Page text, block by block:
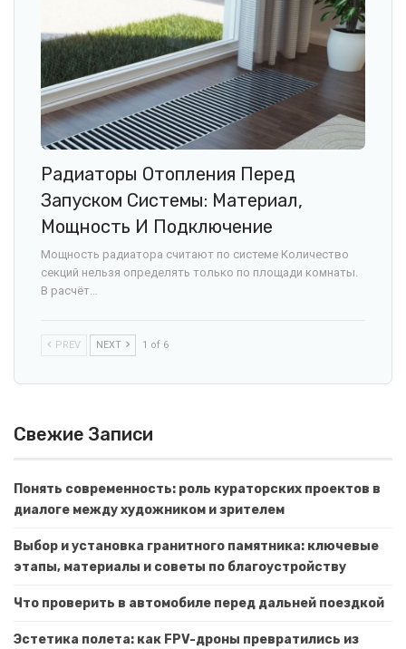
Радиаторы Отопления Перед
Запуском Системы: Материал,
Мощность И Подключение
Мощность радиатора считают по системе Количество
секций нельзя определять только по площади комнаты.
В расчёт…
PREV NEXT 1 of 6
Свежие Записи
Понять современность: роль кураторских проектов в
диалоге между художником и зрителем
Выбор и установка гранитного памятника: ключевые
этапы, материалы и советы по благоустройству
Что проверить в автомобиле перед дальней поездкой
Эстетика полета: как FPV-дроны превратились из